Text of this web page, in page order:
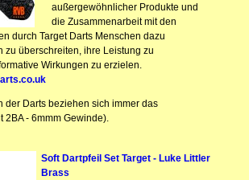
außergewöhnlicher Produkte und
die Zusammenarbeit mit den
durch Target Darts Menschen dazu
zu überschreiten, ihre Leistung zu
Wirkungen zu erzielen.
der Darts beziehen sich immer das
2BA - 6mmm Gewinde).
Soft Dartpfeil Set Target - Luke Littler
Brass